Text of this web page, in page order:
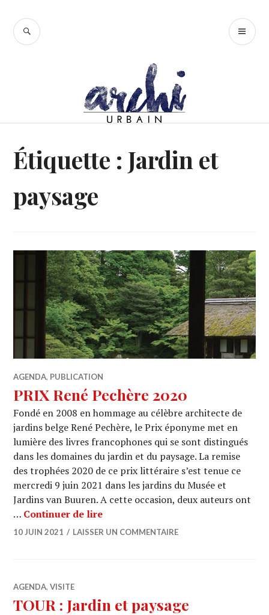
contenu
RECHERCHE
Étiquette : Jardin et
paysage
AGENDA, PUBLICATION
PRIX René Pechère 2020
Fondé en 2008 en hommage au célèbre architecte de
jardins belge René Pechère, le Prix éponyme met en
lumière des livres francophones qui se sont distingués
dans les domaines du jardin et du paysage. La remise
des trophées 2020 de ce prix littéraire s’est tenue ce
mercredi 9 juin 2021 dans les jardins du Musée et
Jardins van Buuren. A cette occasion, deux auteurs ont
… Continuer de lirePRIX René Pechère 2020
10 JUIN 2021 LAISSER UN COMMENTAIRE
AGENDA,VISITE
TOUR : Jardin et paysage